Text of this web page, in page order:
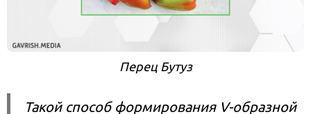
Перец Бутуз
Такой способ формирования V-образной